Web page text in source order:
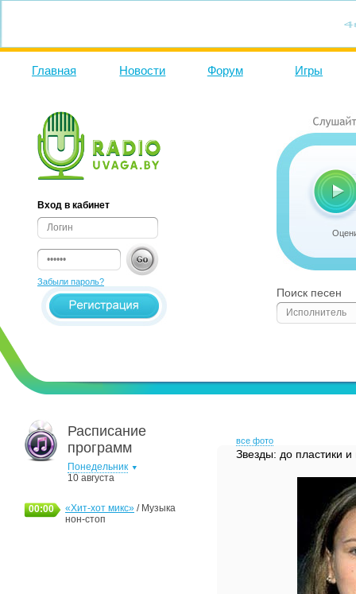
Главная Новости Форум Игры
Вход в кабинет
Забыли пароль?
Расписание
программ
Понедельник
10 августа
00:00 «Хит-хот микс» / Музыка
нон-стоп
Поиск песен
все фото
Звезды: до пластики и